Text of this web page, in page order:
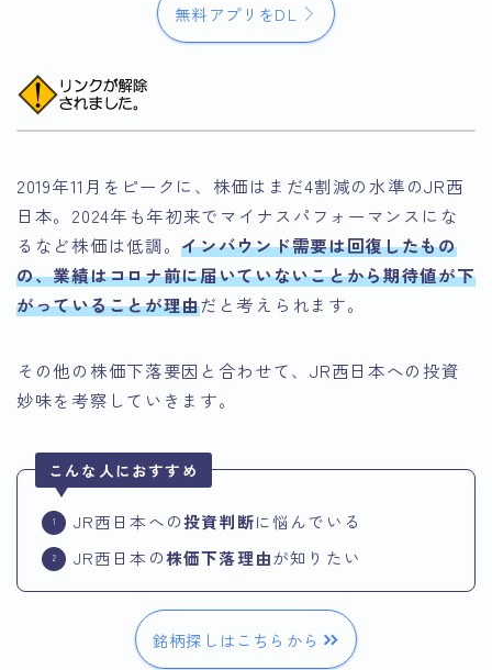
無料アプリをDL
2019年11月をピークに、株価はまだ4割減の水準のJR西
日本。2024年も年初来でマイナスパフォーマンスにな
るなど株価は低調。インバウンド需要は回復したもの
の、業績はコロナ前に届いていないことから期待値が下
がっていることが理由だと考えられます。
その他の株価下落要因と合わせて、JR西日本への投資
妙味を考察していきます。
こんな人におすすめ
JR西日本への投資判断に悩んでいる
JR西日本の株価下落理由が知りたい
銘柄探しはこちらから